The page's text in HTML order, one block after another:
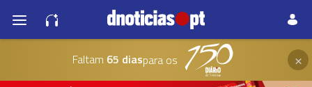
Faltam 65 diaspara os ×